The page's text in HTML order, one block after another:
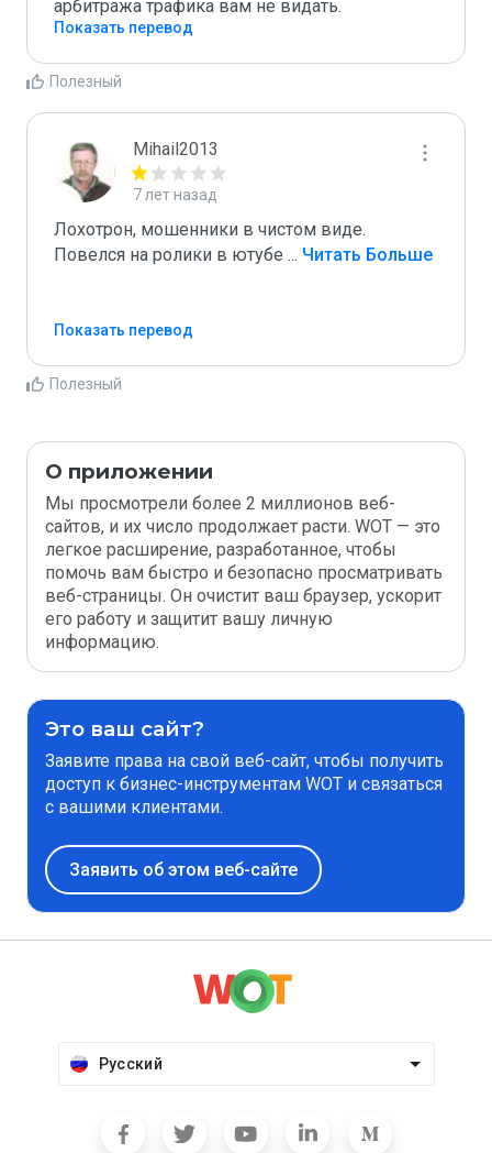
арбитража трафика вам не видать.
Показать перевод
Полезный
Mihail2013
7 лет назад
Лохотрон, мошенники в чистом виде.
Повелся на ролики в ютубе ... Читать Больше
Показать перевод
Полезный
О приложении
Мы просмотрели более 2 миллионов веб-
сайтов, и их число продолжает расти. WOT — это
легкое расширение, разработанное, чтобы
помочь вам быстро и безопасно просматривать
веб-страницы. Он очистит ваш браузер, ускорит
его работу и защитит вашу личную
информацию.
Это ваш сайт?
Заявите права на свой веб-сайт, чтобы получить
доступ к бизнес-инструментам WOT и связаться
с вашими клиентами.
Заявить об этом веб-сайте
Русский